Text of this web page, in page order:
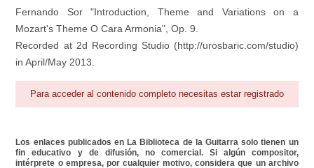
Fernando Sor "Introduction, Theme and Variations on a
Mozart's Theme O Cara Armonia", Op. 9.
Recorded at 2d Recording Studio (http://urosbaric.com/studio)
in April/May 2013.
Para acceder al contenido completo necesitas estar registrado
Los enlaces publicados en La Biblioteca de la Guitarra solo tienen un
fin educativo y de difusión, no comercial. Si algún compositor,
intérprete o empresa, por cualquier motivo, considera que un archivo